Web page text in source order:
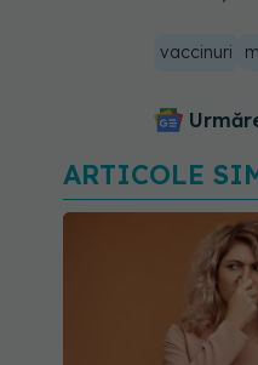
vaccinuri
ARTICOLE